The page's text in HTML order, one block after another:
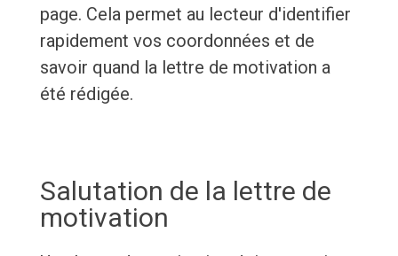
page. Cela permet au lecteur d'identifier
rapidement vos coordonnées et de
savoir quand la lettre de motivation a
été rédigée.
Salutation de la lettre de
motivation